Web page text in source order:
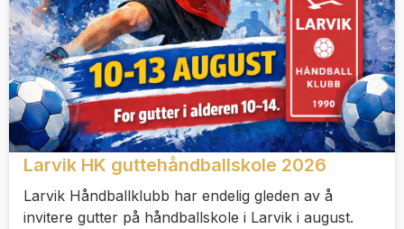
Larvik HK guttehåndballskole 2026
Larvik Håndballklubb har endelig gleden av å
invitere gutter på håndballskole i Larvik i august.